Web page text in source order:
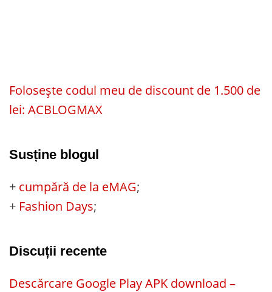
Folosește codul meu de discount de 1.500 de
lei: ACBLOGMAX
Susține blogul
+ cumpără de la eMAG;
+ Fashion Days;
Discuții recente
Descărcare Google Play APK download –